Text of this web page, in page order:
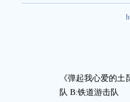
《弹起我心爱的
队 B:铁道游击队